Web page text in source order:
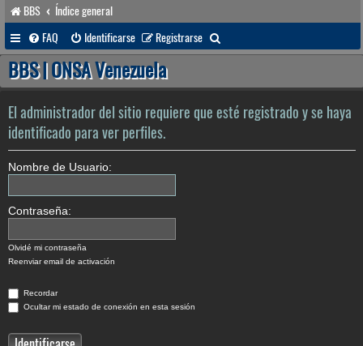
BBS
Índice general
FAQ
Identificarse Registrarse
u
r
BBS | ONSA Venezuela
El administrador del sitio requiere que esté registrado y se haya
identificado para ver perfiles.
Nombre de Usuario:
Contraseña:
Olvidé mi contraseña
Reenviar email de activación
Recordar
Ocultar mi estado de conexión en esta sesión